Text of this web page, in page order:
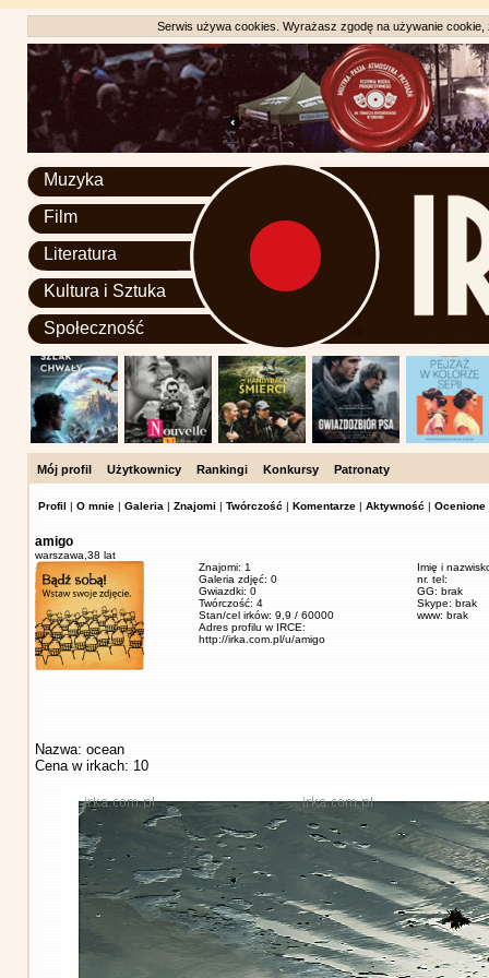
Serwis używa cookies. Wyrażasz zgodę na używanie
Muzyka
Film
Literatura
Kultura i Sztuka
Społeczność
Mój profil Użytkownicy Rankingi Konkursy Patronaty
Profil | O mnie | Galeria | Znajomi | Twórczość | Komentarze | Aktywność | Ocenione
amigo
warszawa, 38 lat
Znajomi: 1
Galeria zdjęć: 0
Gwiazdki: 0
Twórczość: 4
Stan/cel irków: 9,9 / 60000
Adres profilu w IRCE:
http://irka.com.pl/u/amigo
Imię i
nr. tel:
GG: brak
Skype: brak
www: brak
Nazwa: ocean
Cena w irkach: 10